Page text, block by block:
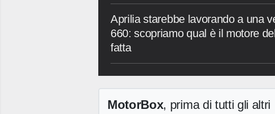
Aprilia starebbe lavorando a una
660: scopriamo qual è il motore
fatta
MotorBox, prima di tutti gli altri